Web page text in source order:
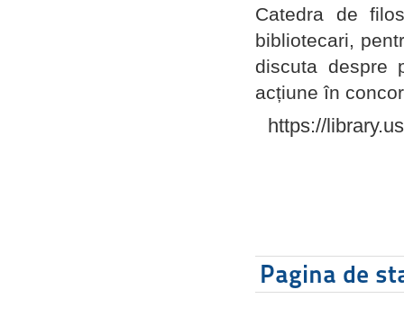
Catedra de
bibliotecari,
discuta despre
acțiune în
https://
Pagina de